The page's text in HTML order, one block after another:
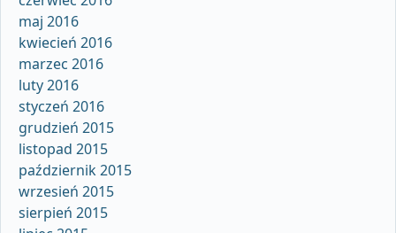
maj 2016
kwiecień 2016
marzec 2016
luty 2016
styczeń 2016
grudzień 2015
listopad 2015
październik 2015
wrzesień 2015
sierpień 2015